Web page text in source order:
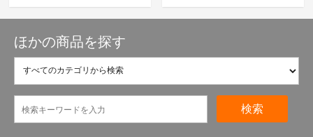
ほかの商品を探す
検索